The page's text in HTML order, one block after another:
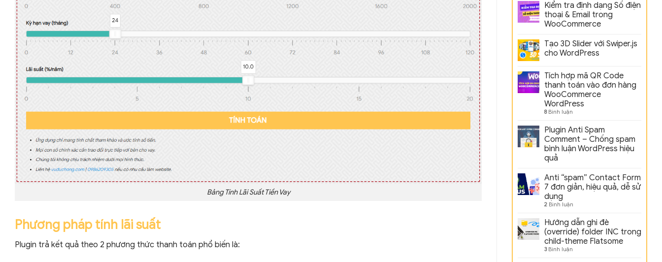
Bảng Tính Lãi Suất Tiền Vay
Phương pháp tính lãi suất
Plugin trả kết quả theo 2 phương thức thanh toán phổ biến là:
Kiểm tra định dạng Số điện
thoại & Email trong
WooCommerce
Tạo 3D Slider với Swiper.js
cho WordPress
Tích hợp mã QR Code
thanh toán vào đơn hàng
WooCommerce
WordPress
8Bình luận
Plugin Anti Spam
Comment – Chống spam
bình luận WordPress hiệu
quả
Anti “spam” Contact Form
7 đơn giản, hiệu quả, dễ sử
dụng
2 Bình luận
Hướng dẫn ghi đè
(override) folder INC trong
child-theme Flatsome
3Bình luận